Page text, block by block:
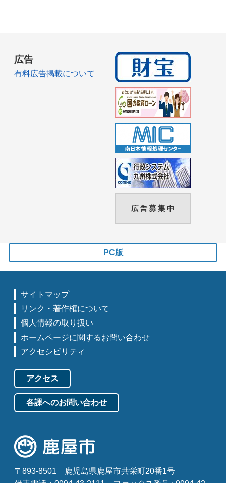
広告
有料広告掲載について
PC版
サイトマップ
リンク・著作権について
個人情報の取り扱い
ホームページに関するお問い合わせ
アクセシビリティ
アクセス
各課へのお問い合わせ
〒893-8501
鹿児島県鹿屋市共栄町20番1号